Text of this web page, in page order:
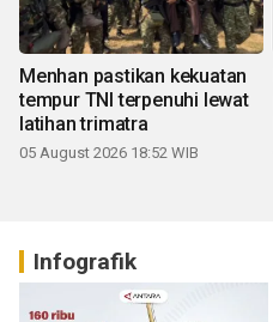
Menhan pastikan kekuatan
tempur TNI terpenuhi lewat
latihan trimatra
05 August 2026 18:52 WIB
Infografik